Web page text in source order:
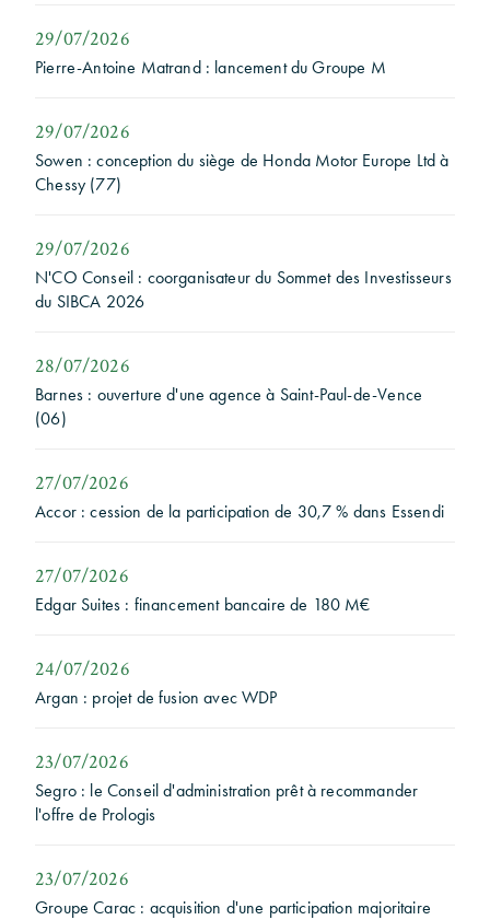
29/07/2026
Pierre-Antoine Matrand : lancement du Groupe M
29/07/2026
Sowen : conception du siège de Honda Motor Europe Ltd à
Chessy (77)
29/07/2026
N'CO Conseil : coorganisateur du Sommet des Investisseurs
du SIBCA 2026
28/07/2026
Barnes : ouverture d'une agence à Saint-Paul-de-Vence
(06)
27/07/2026
Accor : cession de la participation de 30,7 % dans Essendi
27/07/2026
Edgar Suites : financement bancaire de 180 M€
24/07/2026
Argan : projet de fusion avec WDP
23/07/2026
Segro : le Conseil d'administration prêt à recommander
l'offre de Prologis
23/07/2026
Groupe Carac : acquisition d'une participation majoritaire